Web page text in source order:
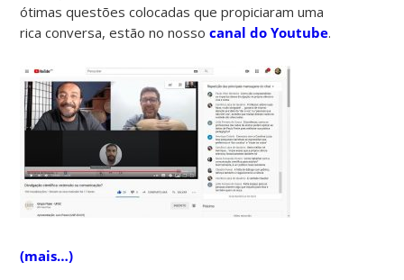
ótimas questões colocadas que propiciaram uma
rica conversa, estão no nossocanal do Youtube.
(mais…)